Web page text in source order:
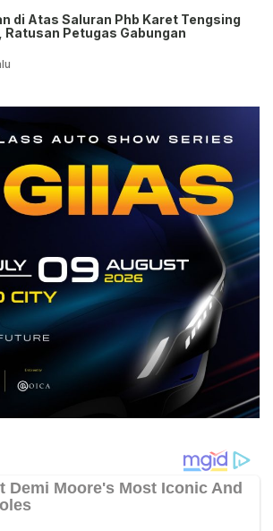
di Atas Saluran Phb Karet Tengsing
Petugas Gabungan